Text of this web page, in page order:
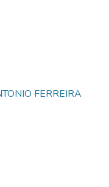
FERREIRA